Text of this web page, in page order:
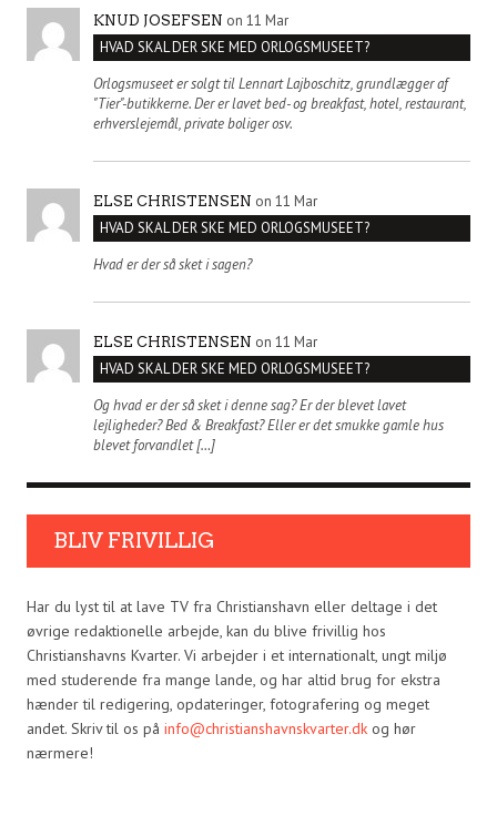
KNUD JOSEFSEN on 11 Mar
HVAD SKAL DER SKE MED ORLOGSMUSEET?
Orlogsmuseet er solgt til Lennart Lajboschitz, grundlægger af
"Tier"-butikkerne. Der er lavet bed- og breakfast, hotel, restaurant,
erhverslejemål, private boliger osv.
ELSE CHRISTENSEN on 11 Mar
HVAD SKAL DER SKE MED ORLOGSMUSEET?
Hvad er der så sket i sagen?
ELSE CHRISTENSEN on 11 Mar
HVAD SKAL DER SKE MED ORLOGSMUSEET?
Og hvad er der så sket i denne sag? Er der blevet lavet
lejligheder? Bed & Breakfast? Eller er det smukke gamle hus
blevet forvandlet […]
BLIV FRIVILLIG
Har du lyst til at lave TV fra Christianshavn eller deltage i det
øvrige redaktionelle arbejde, kan du blive frivillig hos
Christianshavns Kvarter. Vi arbejder i et internationalt, ungt miljø
med studerende fra mange lande, og har altid brug for ekstra
hænder til redigering, opdateringer, fotografering og meget
andet. Skriv til os på info@christianshavnskvarter.dk og hør
nærmere!